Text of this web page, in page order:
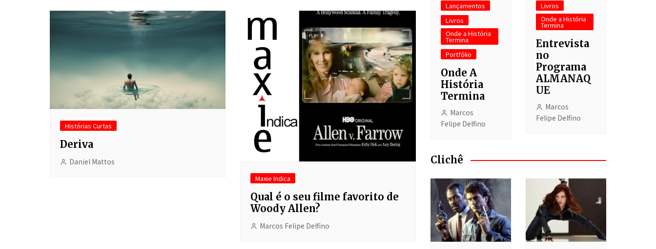
Histórias Curtas
Deriva
Daniel Mattos
Maxie Indica
Qual é o seu filme favorito de
Woody Allen?
Marcos Felipe Delfino
Lançamentos
Livros
Onde a História
Termina
Portfólio
Onde A
História
Termina
Marcos
Felipe Delfino
Livros
Onde a História
Termina
Entrevista
no
Programa
ALMANAQ
UE
Marcos
Felipe Delfino
Clichê